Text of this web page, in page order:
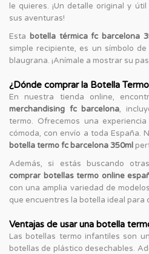
le quieres. ¡Un detalle original y
sus aventuras!
Esta botella térmica fc barcelona
simple recipiente, es un símbolo
blaugrana. ¡Anímale a mostrar su
¿Dónde comprar la Botella
En nuestra tienda online,
merchandising fc barcelona,
termo. Ofrecemos una
cómoda, con envío a toda España.
botella termo fc barcelona 350ml
Además, si estás buscando
comprar botellas termo online
con una amplia variedad de
que encuentres la botella ideal para
Ventajas de usar una botella
Las botellas termo infantiles son
botellas de plástico desechables.